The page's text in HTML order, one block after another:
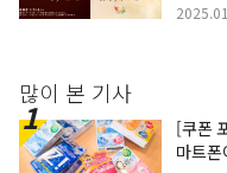
많이 본 기사
[쿠폰
마트